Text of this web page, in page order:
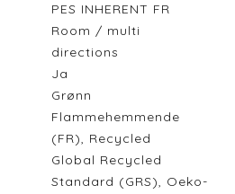
PES INHERENT FR
Room / multi
directions
Ja
Grønn
Flammehemmende
(FR), Recycled
Global Recycled
Standard (GRS), Oeko-